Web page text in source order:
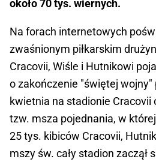
około 70 tys. wiernych.
Na forach internetowych
zwaśnionym piłkarskim
Cracovii, Wiśle i Hutnikowi
o zakończenie "świętej
kwietnia na stadionie Cracovii
tzw. msza pojednania, w
25 tys. kibiców Cracovii,
mszy św. cały stadion zaczął